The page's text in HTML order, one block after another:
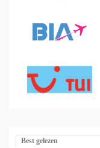
Best gelezen